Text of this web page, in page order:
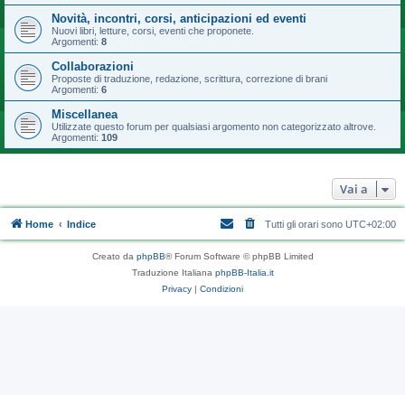
Novità, incontri, corsi, anticipazioni ed eventi
Nuovi libri, letture, corsi, eventi che proponete.
Argomenti: 8
Collaborazioni
Proposte di traduzione, redazione, scrittura, correzione di brani
Argomenti: 6
Miscellanea
Utilizzate questo forum per qualsiasi argomento non categorizzato altrove.
Argomenti: 109
Vai a
Home Indice Tutti gli orari sono UTC+02:00
Creato da phpBB® Forum Software © phpBB Limited
Traduzione Italiana phpBB-Italia.it
Privacy | Condizioni